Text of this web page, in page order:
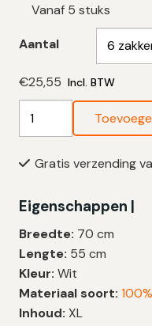
Vanaf 5 stuks
Aantal
€25,55 Incl. BTW
|
cm
–
6
zakken
aantal
Gratis verzending
Eigenschappen |
Breedte: 70 cm
Lengte: 55 cm
Kleur: Wit
Materiaal soort:
Inhoud: XL